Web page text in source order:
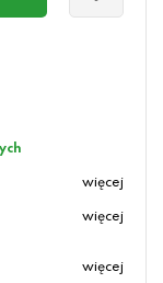
więcej
więcej
więcej